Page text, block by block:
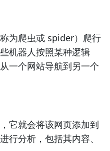
为爬虫或 spider）爬行
机器人按照某种逻辑
一个网站导航到另一个
它就会将该网页添加到
行分析，包括其内容、